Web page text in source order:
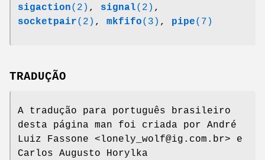
sigaction(2) , signal(2) ,
socketpair(2) , mkfifo(3) , pipe(7)
TRADUÇÃO
A tradução para português brasileiro
desta página man foi criada por André
Luiz Fassone <lonely_wolf@ig.com.br> e
Carlos Augusto Horylka